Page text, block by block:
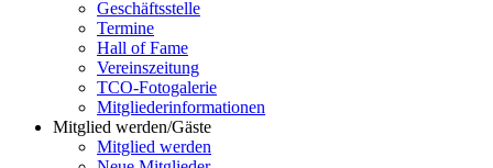
Geschäftsstelle
Termine
Hall of Fame
Vereinszeitung
TCO-Fotogalerie
Mitgliederinformationen
Mitglied werden/Gäste
Mitglied werden